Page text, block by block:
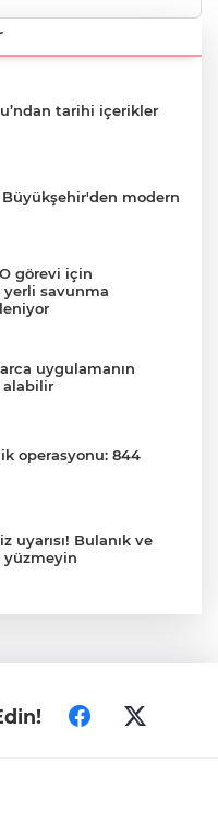
tarihi içerikler
Büyükşehir'den modern
görevi için
yerli savunma
uygulamanın
alabilir
operasyonu: 844
uyarısı! Bulanık ve
yüzmeyin
arasında 'hava'da
kapasitesi artırıldı